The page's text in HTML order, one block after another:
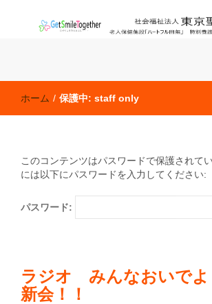
ホーム / 保護中: staff only
このコンテンツはパスワードで保護されて
には以下にパスワードを入力してください:
パスワード:
ラジオ みんなおいでよ
新会！！